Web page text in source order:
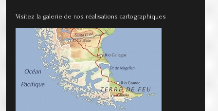
Visitez la galerie de nos réalisations cartographiques